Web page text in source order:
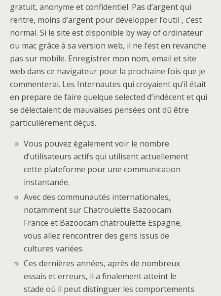
gratuit, anonyme et confidentiel. Pas d’argent qui
rentre, moins d’argent pour développer l’outil , c’est
normal. Si le site est disponible by way of ordinateur
ou mac grâce à sa version web, il ne l’est en revanche
pas sur mobile. Enregistrer mon nom, email et site
web dans ce navigateur pour la prochaine fois que je
commenterai. Les Internautes qui croyaient qu’il était
en prepare de faire quelque selected d’indécent et qui
se délectaient de mauvaises pensées ont dû être
particulièrement déçus.
Vous pouvez également voir le nombre
d’utilisateurs actifs qui utilisent actuellement
cette plateforme pour une communication
instantanée.
Avec des communautés internationales,
notamment sur Chatroulette Bazoocam
France et Bazoocam chatroulette Espagne,
vous allez rencontrer des gens issus de
cultures variées.
Ces dernières années, après de nombreux
essais et erreurs, il a finalement atteint le
stade où il peut distinguer les comportements